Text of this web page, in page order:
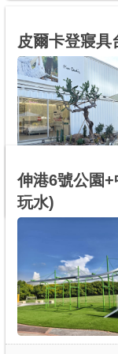
皮爾卡登寢具
0
伸港6號公園
玩水)